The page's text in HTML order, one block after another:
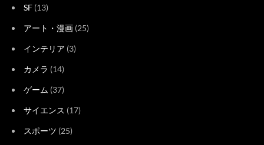
SF (13)
アート・漫画 (25)
インテリア (3)
カメラ (14)
ゲーム (37)
サイエンス (17)
スポーツ (25)